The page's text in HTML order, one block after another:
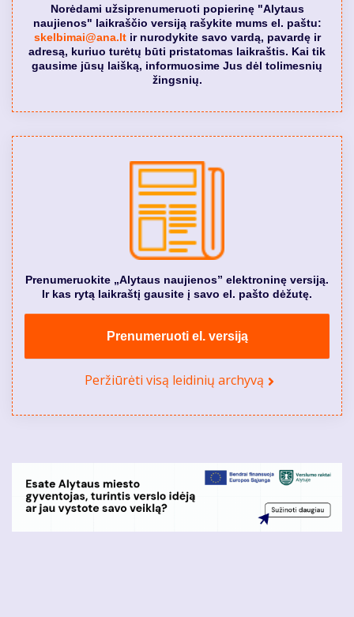
Norėdami užsiprenumeruoti popierinę "Alytaus
naujienos" laikraščio versiją rašykite mums el. paštu:
skelbimai@ana.ltir nurodykite savo vardą, pavardę ir
adresą, kuriuo turėtų būti pristatomas laikraštis. Kai tik
gausime jūsų laišką, informuosime Jus dėl tolimesnių
žingsnių.
Prenumeruokite „Alytaus naujienos” elektroninę versiją.
Ir kas rytą laikraštį gausite į savo el. pašto dėžutę.
Prenumeruoti el. versiją
Peržiūrėti visą leidinių archyvą